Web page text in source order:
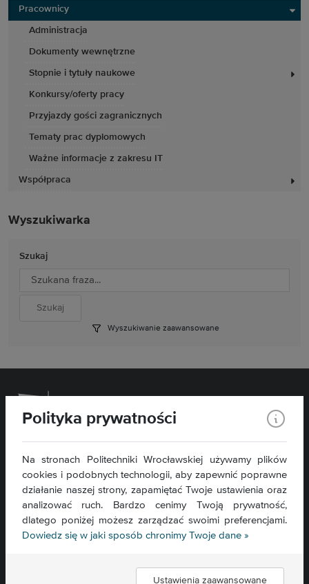
Pracownicy
Administracja
Dokumenty wewnętrzne
Stopnie i tytuły naukowe
Konkursy/oferty pracy
Przyjazdy gości zagranicznych
Tematy prac dyplomowych
Ważne informacje z zakresu IT
Współpraca
Wyszukiwarka
Szukaj
Wyszukiwanie zaawansowane
Wydział Chemiczny
ul. C. K. Norwida 4/6
50-373 Wrocław
Kontakt »
Mapa serwisu »
Deklaracja dostępności »
Polityka prywatności
Na stronach Politechniki Wrocławskiej używamy plików
cookies i podobnych technologii, aby zapewnić poprawne
działanie naszej strony, zapamiętać Twoje ustawienia oraz
analizować ruch. Bardzo cenimy Twoją prywatność,
dlatego poniżej możesz zarządzać swoimi preferencjami.
Dowiedz się w jaki sposób chronimy Twoje dane »
Ustawienia zaawansowane